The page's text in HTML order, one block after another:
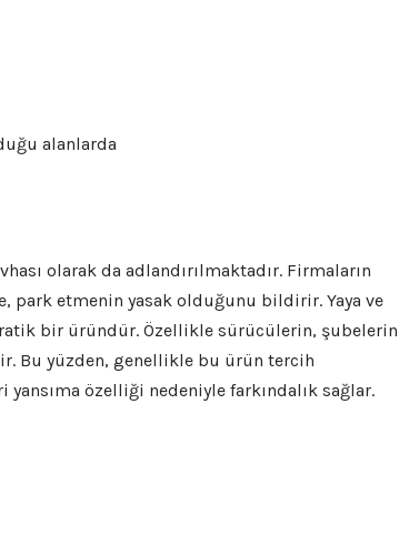
alanlarda
olarak da adlandırılmaktadır. Firmaların
park etmenin yasak olduğunu bildirir. Yaya ve
bir üründür. Özellikle sürücülerin, şubelerin
Bu yüzden, genellikle bu ürün tercih
özelliği nedeniyle farkındalık sağlar.